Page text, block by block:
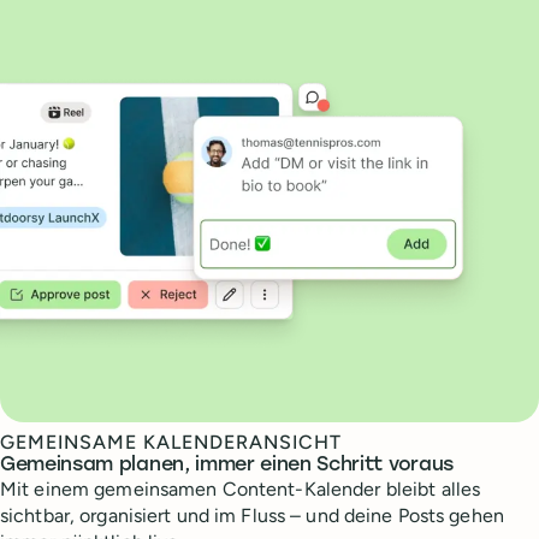
GEMEINSAME KALENDERANSICHT
Gemeinsam planen, immer einen Schritt voraus
Mit einem gemeinsamen Content-Kalender bleibt alles
sichtbar, organisiert und im Fluss – und deine Posts gehen